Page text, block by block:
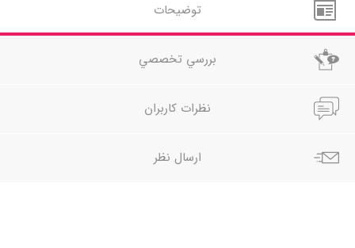
توضيحات
بررسي تخصصي
نظرات کاربران
ارسال نظر